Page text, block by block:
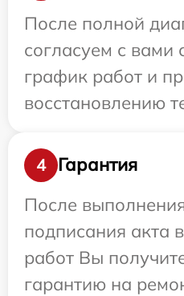
После полной
согласуем с вами
график работ и
восстановлению
4
Гарантия
После
подписания акта
работ Вы
гарантию на